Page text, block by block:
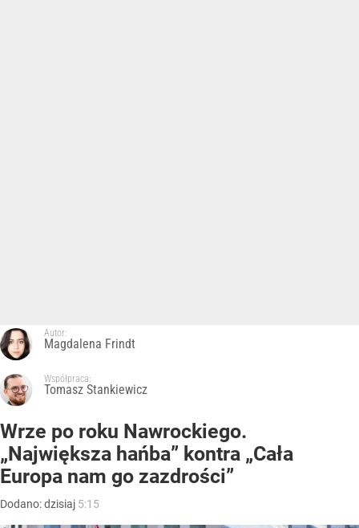
Autor:
Magdalena Frindt
Współpraca:
Tomasz Stankiewicz
Wrze po roku Nawrockiego.
„Największa hańba” kontra „Cała
Europa nam go zazdrości”
Dodano:dzisiaj 5:15